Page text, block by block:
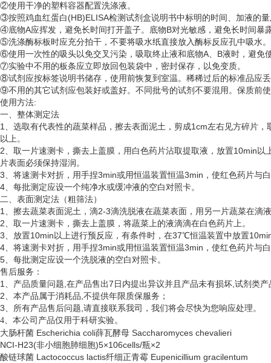
②使用干净的塑料容器配置洗涤液。
③按照鸡血红蛋白(HB)ELISA检测试剂盒说明书中标明的时间、加液的
④底物A应挥发，避免长时间打开盖子。底物B对光敏感，避免长时间暴
⑤洗涤酶标板时应充分拍干，不要将吸水纸直接放入酶标反应孔中吸水。
⑥使用一次性的吸头以免交叉污染，吸取终止液和底物A、B液时，避免
⑦实验中不用的板条应立即放回包装袋中，密封保存，以免变质。
⑧试剂应按标签说明书储存，使用前恢复到室温。稀稀过后的标准品应
⑨不用的其它试剂应包装好或盖好。不同批号的试剂不要混用。保质前
使用方法:
一、整体测定法
1、选取有代表性的蔬菜样品，擦去表面泥土，剪成1cm左右见方碎片
以上。
2、取一片速测卡，撕去上盖膜，用白色药片沾取提取液，放置10min
片表面必须保持湿润。
3、将速测卡对折，用手捏3min或用恒温装置恒温3min，使红色药片与
4、每批测定应设一个纯净水或缓冲液的空白对照卡。
二、表面测定法（粗筛法）
1、擦去蔬菜表面泥土，滴2-3滴洗脱液在蔬菜表面，用另一片蔬菜在滴
2、取一片速测卡，撕去上盖膜，将蔬菜上的液滴滴在白色药片上。
3、放置10min以上进行预反应，有条件时，在37℃恒温装置中放置
4、将速测卡对折，用手捏3min或用恒温装置恒温3min，使红色药片与
5、每批测定应设一个洗脱液的空白对照卡。
售后服务：
1、产品质量问题,在产品售出7日内提出异议并且产品未有损坏,试剂类
2、本产品属于消耗品,不提供年限质保服务；
3、所有产品售后问题,请直接联系我司，我们将会尽快为您响应处理。
4 本公司产品仅用于科研实验。
大肠杆菌 Escherichia coli薛瓦酵母 Saccharomyces chevalieri
NCI-H23(非小细胞肺细胞)5×106cells/瓶×2
酸链球菌 Lactococcus lactis纤细正青霉 Eupenicillium gracilentum